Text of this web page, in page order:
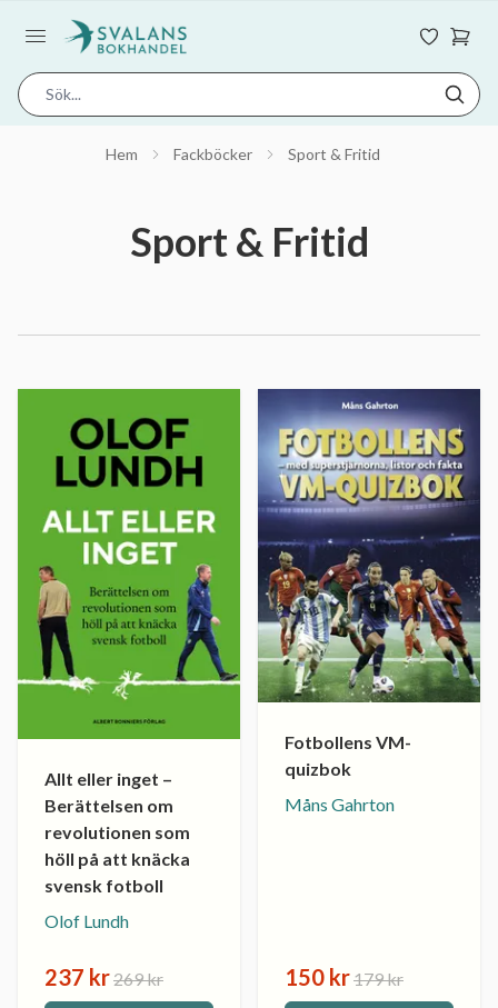
Hem Fackböcker Sport & Fritid
Sport & Fritid
Allt eller inget –
Berättelsen om
revolutionen som
höll på att knäcka
svensk fotboll
Olof Lundh
237 kr269 kr
Fotbollens VM-
quizbok
Måns Gahrton
150 kr179 kr